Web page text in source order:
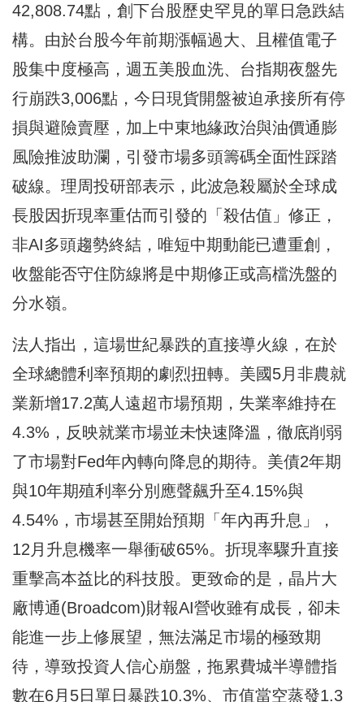
42,808.74點，創下台股歷史罕見的單日急跌結
構。由於台股今年前期漲幅過大、且權值電子
股集中度極高，週五美股血洗、台指期夜盤先
行崩跌3,006點，今日現貨開盤被迫承接所有停
損與避險賣壓，加上中東地緣政治與油價通膨
風險推波助瀾，引發市場多頭籌碼全面性踩踏
破線。理周投研部表示，此波急殺屬於全球成
長股因折現率重估而引發的「殺估值」修正，
非AI多頭趨勢終結，唯短中期動能已遭重創，
收盤能否守住防線將是中期修正或高檔洗盤的
分水嶺。
法人指出，這場世紀暴跌的直接導火線，在於
全球總體利率預期的劇烈扭轉。美國5月非農就
業新增17.2萬人遠超市場預期，失業率維持在
4.3%，反映就業市場並未快速降溫，徹底削弱
了市場對Fed年內轉向降息的期待。美債2年期
與10年期殖利率分別應聲飆升至4.15%與
4.54%，市場甚至開始預期「年內再升息」，
12月升息機率一舉衝破65%。折現率驟升直接
重擊高本益比的科技股。更致命的是，晶片大
廠博通(Broadcom)財報AI營收雖有成長，卻未
能進一步上修展望，無法滿足市場的極致期
待，導致投資人信心崩盤，拖累費城半導體指
數在6月5日單日暴跌10.3%、市值當空蒸發1.3